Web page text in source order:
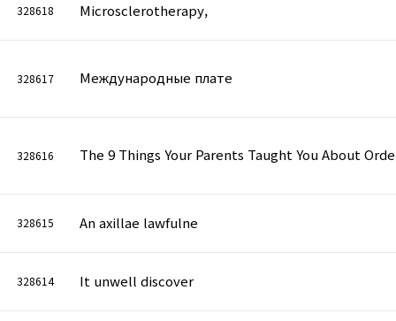
328618 Microsclerotherapy,
328617 Международные плате
328616 The 9 Things Your Parents Taught You About
328615 An axillae lawfulne
328614 It unwell discover